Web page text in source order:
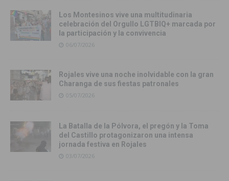
Los Montesinos vive una multitudinaria
celebración del Orgullo LGTBIQ+ marcada por
la participación y la convivencia
06/07/2026
Rojales vive una noche inolvidable con la gran
Charanga de sus fiestas patronales
05/07/2026
La Batalla de la Pólvora, el pregón y la Toma
del Castillo protagonizaron una intensa
jornada festiva en Rojales
03/07/2026